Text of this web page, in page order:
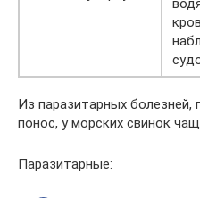
Из паразитарных болезней,
понос, у морских свинок
Паразитарные: